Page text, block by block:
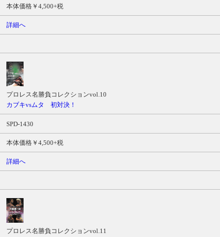
本体価格￥4,500+税
詳細へ
プロレス名勝負コレクションvol.10
カブキvsムタ 初対決！
SPD-1430
本体価格￥4,500+税
詳細へ
プロレス名勝負コレクションvol.11